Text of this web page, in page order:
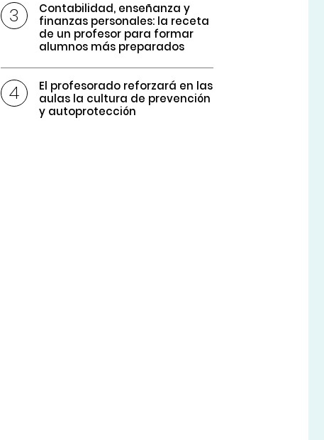
Contabilidad, enseñanza y
finanzas personales: la receta
de un profesor para formar
alumnos más preparados
El profesorado reforzará en las
aulas la cultura de prevención
y autoprotección